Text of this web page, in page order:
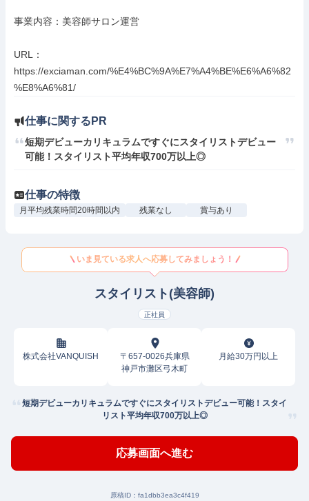
事業内容：美容師サロン運営
URL：
https://exciaman.com/%E4%BC%9A%E7%A4%BE%E6%A6%82
%E8%A6%81/
仕事に関するPR
短期デビューカリキュラムですぐにスタイリストデビュー
可能！スタイリスト平均年収700万以上◎
仕事の特徴
月平均残業時間20時間以内 残業なし 賞与あり
いま見ている求人へ応募してみましょう！
スタイリスト(美容師)
正社員
株式会社VANQUISH
〒657-0026兵庫県
神戸市灘区弓木町
月給30万円以上
短期デビューカリキュラムですぐにスタイリストデビュー可能！スタイ
リスト平均年収700万以上◎
応募画面へ進む
原稿ID： fa1dbb3ea3c4f419